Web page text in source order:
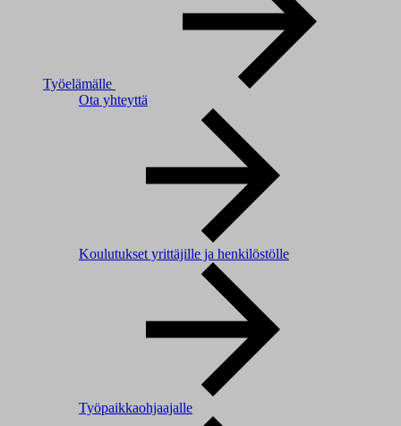
Työelämälle
Ota yhteyttä
Koulutukset yrittäjille ja henkilöstölle
Työpaikkaohjaajalle